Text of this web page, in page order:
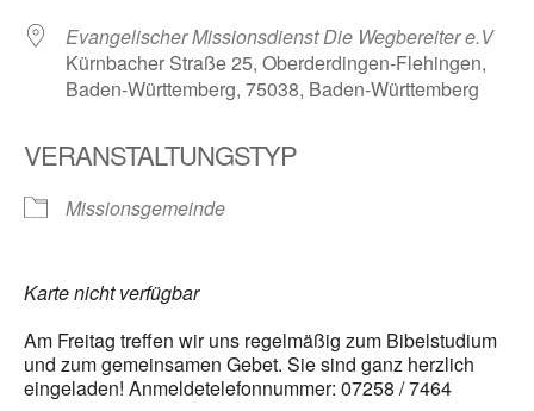
Evangelischer Missionsdienst Die Wegbereiter e.V
Kürnbacher Straße 25, Oberderdingen-Flehingen,
Baden-Württemberg, 75038, Baden-Württemberg
VERANSTALTUNGSTYP
Missionsgemeinde
Karte nicht verfügbar
Am Freitag treffen wir uns regelmäßig zum Bibelstudium
und zum gemeinsamen Gebet. Sie sind ganz herzlich
eingeladen! Anmeldetelefonnummer: 07258 / 7464